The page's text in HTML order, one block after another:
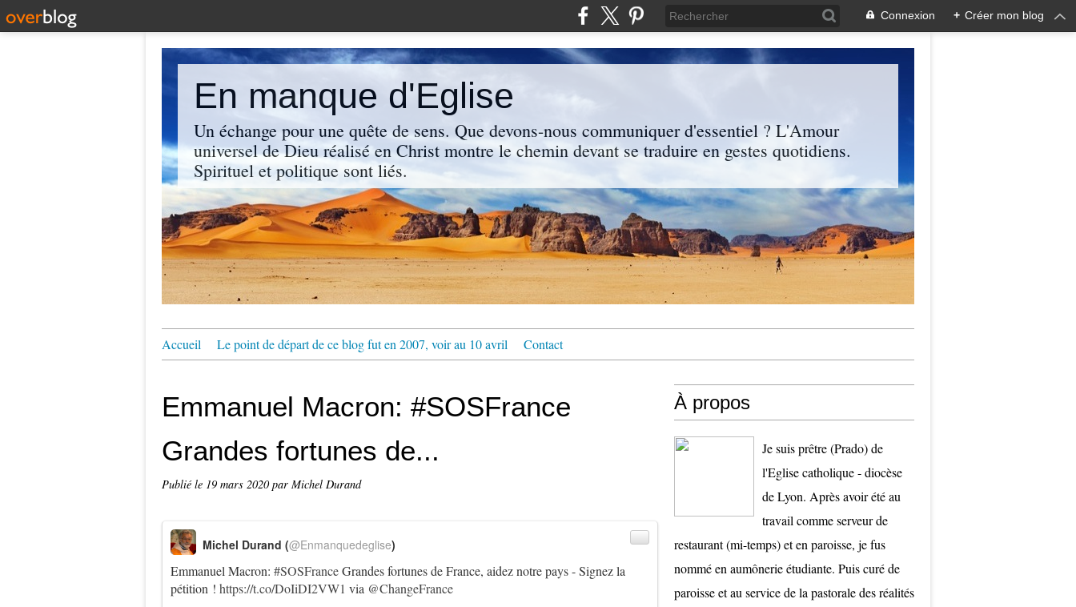
Connexion + Créer mon blog
En manque d'Eglise
Un échange pour une quête de sens. Que devons-nous communiquer d'essentiel ? L'Amour
universel de Dieu réalisé en Christ montre le chemin devant se traduire en gestes quotidiens.
Spirituel et politique sont liés.
Accueil Le point de départ de ce blog fut en 2007, voir au 10 avril Contact
Emmanuel Macron: #SOSFrance
Grandes fortunes de...
Publié le 19 mars 2020par Michel Durand
Emmanuel Macron: #SOSFranceGrandes fortunes de France, aidez notre pays - Signez la
pétition ! https://t.co/DoIiDI2VW1 via @ChangeFrance
Michel Durand (@Enmanquedeglise)
À propos
Je suis prêtre (Prado) de
l'Eglise catholique - diocèse
de Lyon. Après avoir été au
travail comme serveur de
restaurant (mi-temps) et en paroisse, je fus
nommé en aumônerie étudiante. Puis curé de
paroisse et au service de la pastorale des réalités